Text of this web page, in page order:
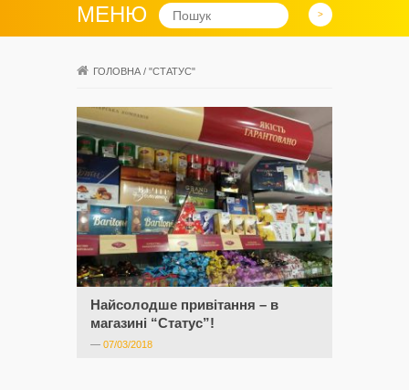
МЕНЮ
ГОЛОВНА / "СТАТУС"
Найсолодше привітання – в
магазині “Статус”!
— 07/03/2018